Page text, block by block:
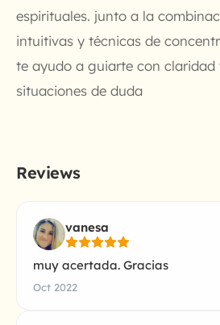
espirituales. junto a la
intuitivas y técnicas de
te ayudo a guiarte con claridad
situaciones de duda
Reviews
vanesa
muy acertada. Gracias
Oct 2022